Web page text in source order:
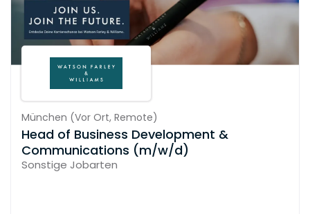
München (Vor Ort, Remote)
Head of Business Development &
Communications (m/w/d)
Sonstige Jobarten